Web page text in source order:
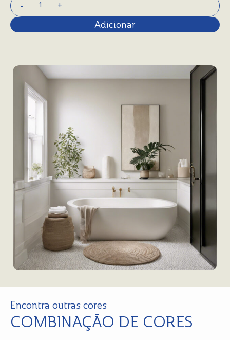
Adicionar
Encontra outras cores
COMBINAÇÃO DE CORES